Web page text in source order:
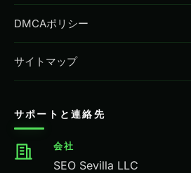
DMCAポリシー
サイトマップ
サポートと連絡先
会社
SEO Sevilla LLC